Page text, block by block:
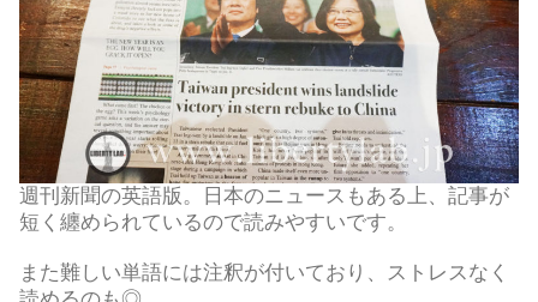
週刊新聞の英語版。日本のニュースもある上、記事が
短く纏められているので読みやすいです。
また難しい単語には注釈が付いており、ストレスなく